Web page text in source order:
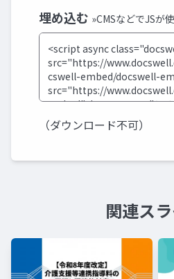
埋め込む »CMSなどでJSが
（ダウンロード不可）
関連ス